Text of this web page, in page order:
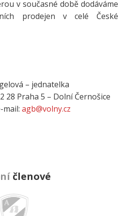
v současné době dodáváme
prodejen v celé České
– jednatelka
28 Praha 5 – Dolní Černošice
mail: agb@volny.cz
členové